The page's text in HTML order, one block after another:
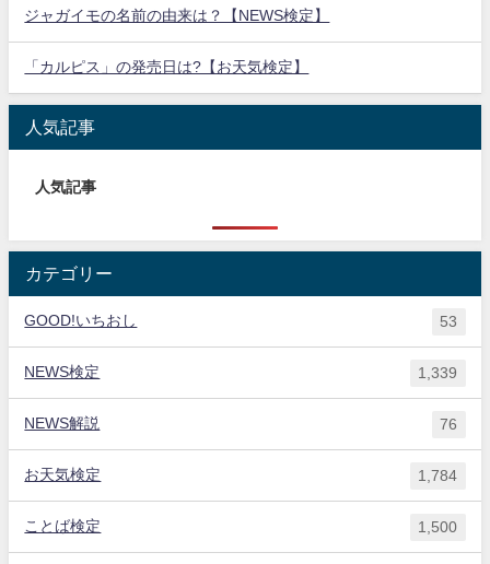
ジャガイモの名前の由来は？【NEWS検定】
「カルピス」の発売日は?【お天気検定】
人気記事
人気記事
カテゴリー
GOOD!いちおし 53
NEWS検定 1,339
NEWS解説 76
お天気検定 1,784
ことば検定 1,500